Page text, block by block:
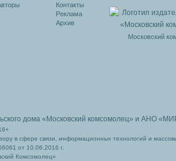
Контакты
Реклама
Архив
Московский
дома «Московский комсомолец» и АНО
в сфере связи, информационных технологий и
от 10.06.2016 г.
Комсомолец»